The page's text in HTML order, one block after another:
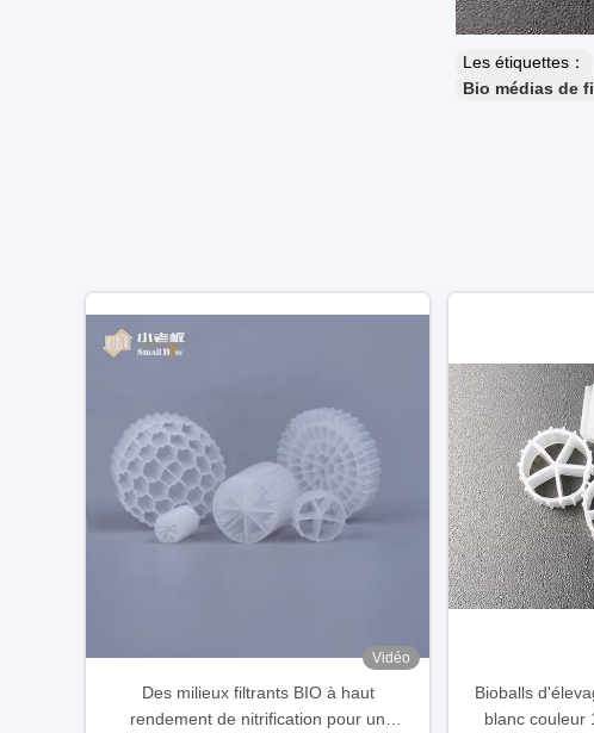
Les étiquettes：
Bio médias de
Vidéo
Des milieux filtrants BIO à haut
rendement de nitrification pour un
Bioballs
blanc couleur